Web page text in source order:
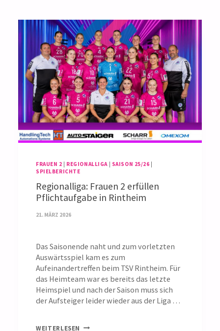
FRAUEN 2 | REGIONALLIGA | SAISON 25/26 |
SPIELBERICHTE
Regionalliga: Frauen 2 erfüllen
Pflichtaufgabe in Rintheim
21. MÄRZ 2026
Das Saisonende naht und zum vorletzten
Auswärtsspiel kam es zum
Aufeinandertreffen beim TSV Rintheim. Für
das Heimteam war es bereits das letzte
Heimspiel und nach der Saison muss sich
der Aufsteiger leider wieder aus der Liga …
WEITERLESEN REGIONALLIGA: